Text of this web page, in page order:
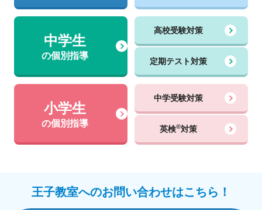
中学生
の個別指導
高校受験対策
定期テスト対策
小学生
の個別指導
中学受験対策
英検®対策
王子教室へのお問い合わせはこちら！